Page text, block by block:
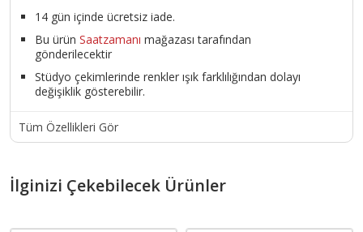
14 gün içinde ücretsiz iade.
Bu ürün Saatzamanı mağazası tarafından
gönderilecektir
Stüdyo çekimlerinde renkler ışık farklılığından dolayı
değişiklik gösterebilir.
Tüm Özellikleri Gör
İlginizi Çekebilecek Ürünler